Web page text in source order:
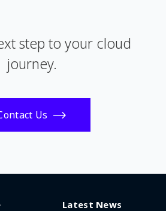
step to your cloud
journey.
Us
Latest News